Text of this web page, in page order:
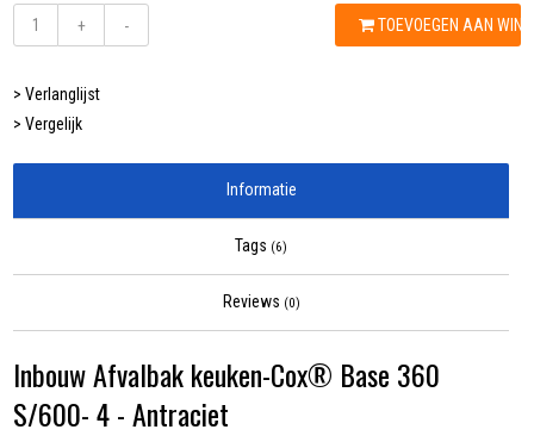
+
- TOEVOEGEN AAN
> Verlanglijst
> Vergelijk
Informatie
Tags (6)
Reviews (0)
Inbouw Afvalbak keuken-Cox® Base 360
S/600- 4 - Antraciet